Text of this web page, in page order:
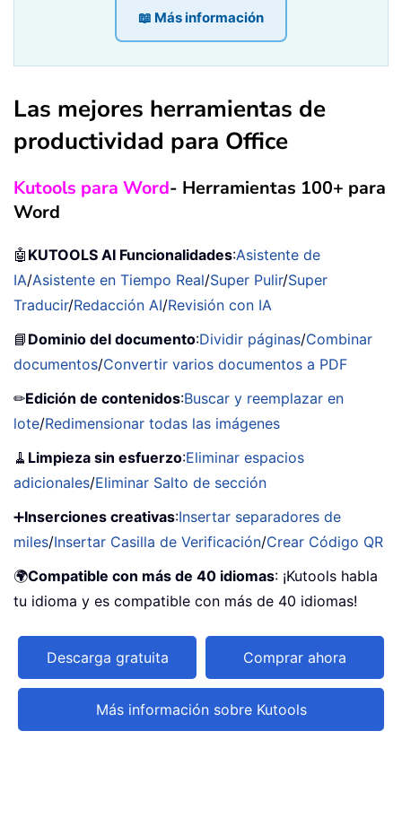
📖 Más información
Las mejores herramientas de
productividad para Office
Kutools para Word- Herramientas 100+ para
Word
🤖 KUTOOLS AI Funcionalidades:Asistente de
IA/Asistente en Tiempo Real/Super Pulir/Super
Traducir/Redacción AI/Revisión con IA
📘 Dominio del documento:Dividir páginas/Combinar
documentos/Convertir varios documentos a PDF
✏Edición de contenidos:Buscar y reemplazar en
lote/Redimensionar todas las imágenes
🧹 Limpieza sin esfuerzo:Eliminar espacios
adicionales/Eliminar Salto de sección
➕Inserciones creativas:Insertar separadores de
miles/Insertar Casilla de Verificación/Crear Código QR
🌍Compatible con más de 40 idiomas: ¡Kutools habla
tu idioma y es compatible con más de 40 idiomas!
Descarga gratuita Comprar ahora
Más información sobre Kutools